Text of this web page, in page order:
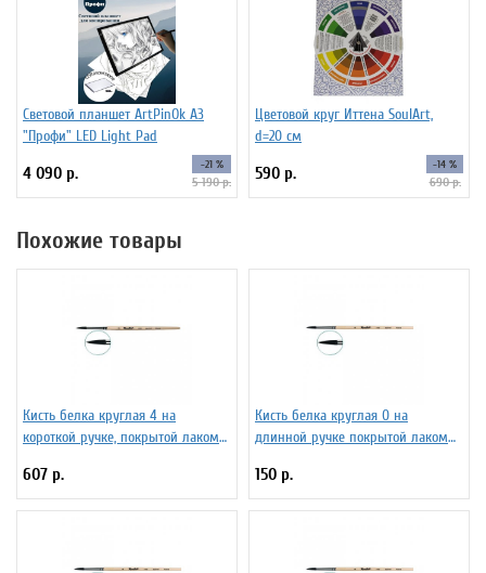
Световой планшет ArtPinOk А3
"Профи" LED Light Pad
4 090 р. -21 %
5 190 р.
Цветовой круг Иттена SoulArt,
d=20 см
590 р. -14 %
690 р.
Похожие товары
Кисть белка круглая 4 на
короткой ручке, покрытой лаком
607 р.
Кисть белка круглая 0 на
длинной ручке покрытой лаком
150 р.